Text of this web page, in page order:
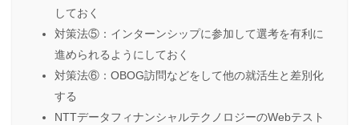
しておく
対策法⑤：インターンシップに参加して選考を有利に
進められるようにしておく
対策法⑥：OBOG訪問などをして他の就活生と差別化
する
NTTデータフィナンシャルテクノロジーのWebテスト